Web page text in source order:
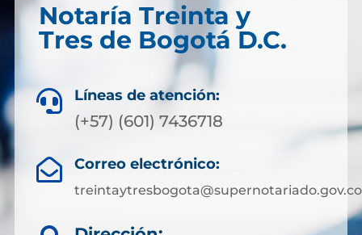
Notaría Treinta y
Tres de Bogotá D.C.
 Líneas de atención:
(+57) (601) 7436718
 Correo electrónico:
treintaytresbogota@supernotariado.gov.co